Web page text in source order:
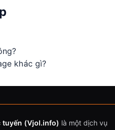
khác gì?
tuyến (Vjol.info) là một dịch vụ